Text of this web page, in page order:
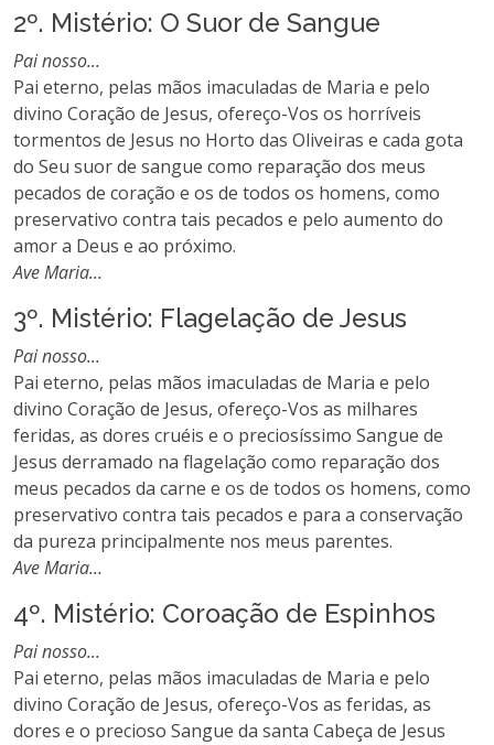
2º. Mistério: O Suor de Sangue
Pai nosso...
Pai eterno, pelas mãos imaculadas de Maria e pelo
divino Coração de Jesus, ofereço-Vos os horríveis
tormentos de Jesus no Horto das Oliveiras e cada gota
do Seu suor de sangue como reparação dos meus
pecados de coração e os de todos os homens, como
preservativo contra tais pecados e pelo aumento do
amor a Deus e ao próximo.
Ave Maria...
3º. Mistério: Flagelação de Jesus
Pai nosso...
Pai eterno, pelas mãos imaculadas de Maria e pelo
divino Coração de Jesus, ofereço-Vos as milhares
feridas, as dores cruéis e o preciosíssimo Sangue de
Jesus derramado na flagelação como reparação dos
meus pecados da carne e os de todos os homens, como
preservativo contra tais pecados e para a conservação
da pureza principalmente nos meus parentes.
Ave Maria...
4º. Mistério: Coroação de Espinhos
Pai nosso...
Pai eterno, pelas mãos imaculadas de Maria e pelo
divino Coração de Jesus, ofereço-Vos as feridas, as
dores e o precioso Sangue da santa Cabeça de Jesus